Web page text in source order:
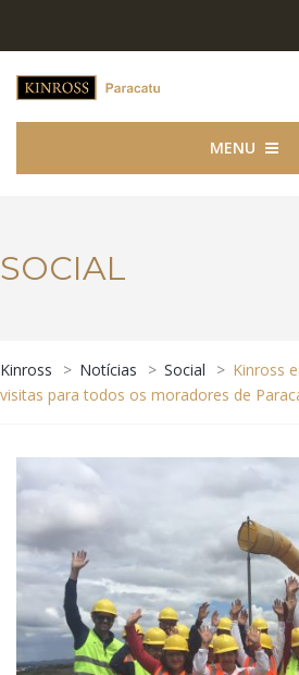
MENU
SOCIAL
Kinross > Notícias > Social > Kinross
visitas para todos os moradores de